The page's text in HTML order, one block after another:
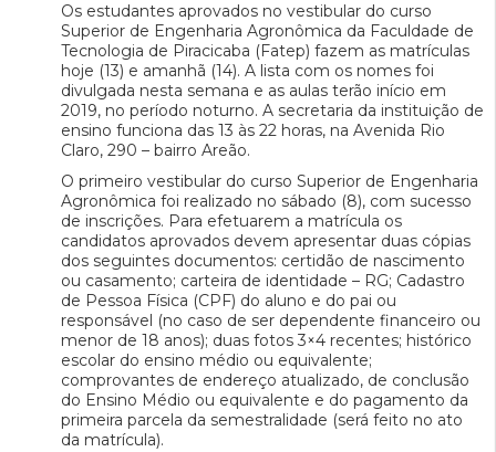
Os estudantes aprovados no vestibular do curso
Superior de Engenharia Agronômica da Faculdade de
Tecnologia de Piracicaba (Fatep) fazem as matrículas
hoje (13) e amanhã (14). A lista com os nomes foi
divulgada nesta semana e as aulas terão início em
2019, no período noturno. A secretaria da instituição de
ensino funciona das 13 às 22 horas, na Avenida Rio
Claro, 290 – bairro Areão.
O primeiro vestibular do curso Superior de Engenharia
Agronômica foi realizado no sábado (8), com sucesso
de inscrições. Para efetuarem a matrícula os
candidatos aprovados devem apresentar duas cópias
dos seguintes documentos: certidão de nascimento
ou casamento; carteira de identidade – RG; Cadastro
de Pessoa Física (CPF) do aluno e do pai ou
responsável (no caso de ser dependente financeiro ou
menor de 18 anos); duas fotos 3×4 recentes; histórico
escolar do ensino médio ou equivalente;
comprovantes de endereço atualizado, de conclusão
do Ensino Médio ou equivalente e do pagamento da
primeira parcela da semestralidade (será feito no ato
da matrícula).